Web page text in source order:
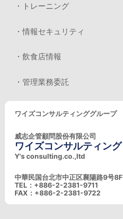
・トレーニング
・情報セキュリティ
・飲食店情報
・管理業務委託
ワイズコンサルティンググループ
威志企管顧問股份有限公司
ワイズコンサルティング
Y's consulting.co.,ltd
中華民国台北市中正区襄陽路9号8F
TEL：+886-2-2381-9711
FAX：+886-2-2381-9722